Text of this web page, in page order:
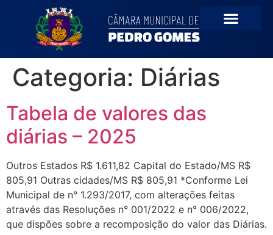
conteúdo
Categoria: Diárias
Tabela de valores das
diárias – 2025
Outros Estados R$ 1.611,82 Capital do Estado/MS R$
805,91 Outras cidades/MS R$ 805,91 *Conforme Lei
Municipal de n° 1.293/2017, com alterações feitas
através das Resoluções n° 001/2022 e n° 006/2022,
que dispões sobre a recomposição do valor das Diárias.